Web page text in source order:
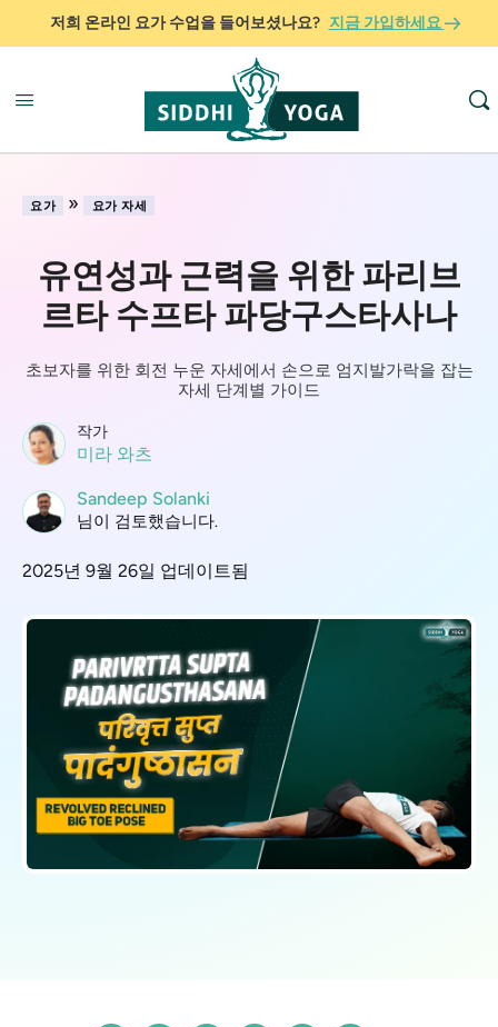
저희 온라인 요가 수업을 들어보셨나요? 지금 가입하세요
요가 » 요가 자세
유연성과 근력을 위한 파리브
르타 수프타 파당구스타사나
초보자를 위한 회전 누운 자세에서 손으로 엄지발가락을 잡는
자세 단계별 가이드
작가
미라 와츠
Sandeep Solanki
님이 검토했습니다.
2025년 9월 26일 업데이트됨